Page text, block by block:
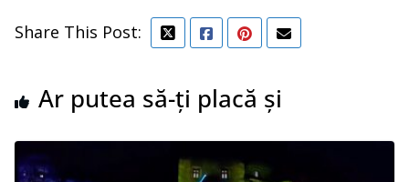
Share This Post:
Ar putea să-ți placă și